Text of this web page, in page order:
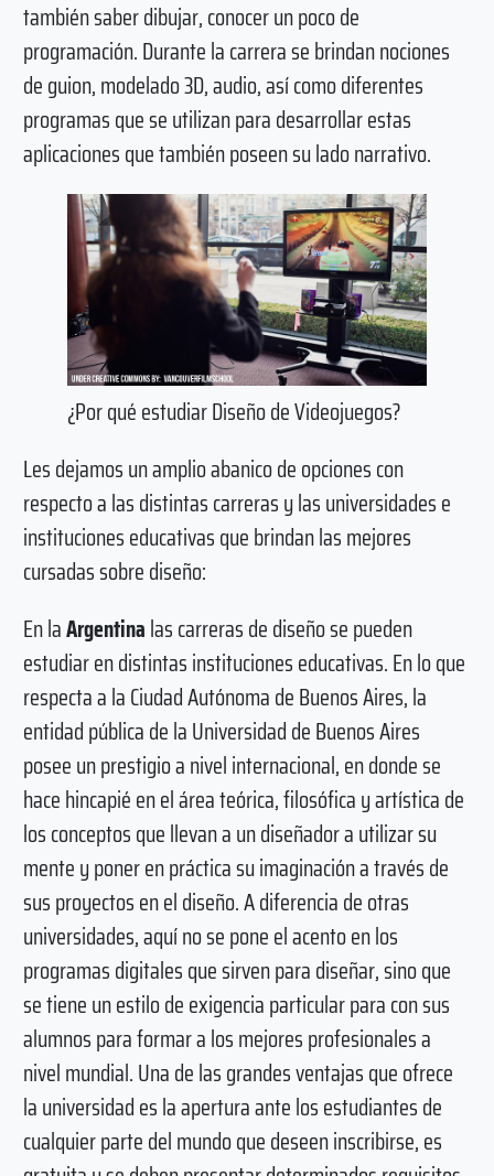
también saber dibujar, conocer un poco de
programación. Durante la carrera se brindan nociones
de guion, modelado 3D, audio, así como diferentes
programas que se utilizan para desarrollar estas
aplicaciones que también poseen su lado narrativo.
¿Por qué estudiar Diseño de Videojuegos?
Les dejamos un amplio abanico de opciones con
respecto a las distintas carreras y las universidades e
instituciones educativas que brindan las mejores
cursadas sobre diseño:
En laArgentinalas carreras de diseño se pueden
estudiar en distintas instituciones educativas. En lo que
respecta a la Ciudad Autónoma de Buenos Aires, la
entidad pública de la Universidad de Buenos Aires
posee un prestigio a nivel internacional, en donde se
hace hincapié en el área teórica, filosófica y artística de
los conceptos que llevan a un diseñador a utilizar su
mente y poner en práctica su imaginación a través de
sus proyectos en el diseño. A diferencia de otras
universidades, aquí no se pone el acento en los
programas digitales que sirven para diseñar, sino que
se tiene un estilo de exigencia particular para con sus
alumnos para formar a los mejores profesionales a
nivel mundial. Una de las grandes ventajas que ofrece
la universidad es la apertura ante los estudiantes de
cualquier parte del mundo que deseen inscribirse, es